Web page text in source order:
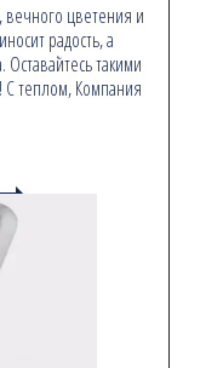
цветения и
радость, а
такими
теплом, Компания